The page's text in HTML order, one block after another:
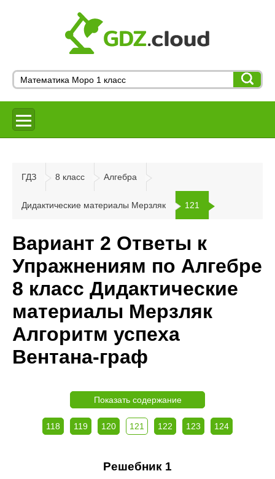
ГДЗ 8 класс Алгебра
Дидактические материалы Мерзляк 121
Вариант 2 Ответы к
Упражнениям по Алгебре
8 класс Дидактические
материалы Мерзляк
Алгоритм успеха
Вентана-граф
Показать содержание
118 119 120 121 122 123 124
Решебник 1